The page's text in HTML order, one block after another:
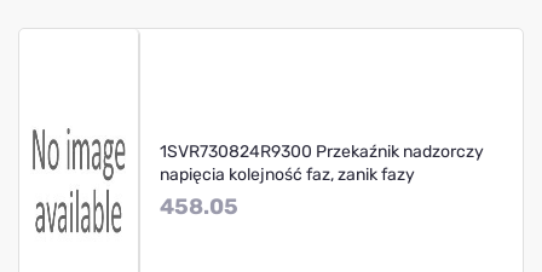
1SVR730824R9300 Przekaźnik nadzorczy
napięcia kolejność faz, zanik fazy
458.05